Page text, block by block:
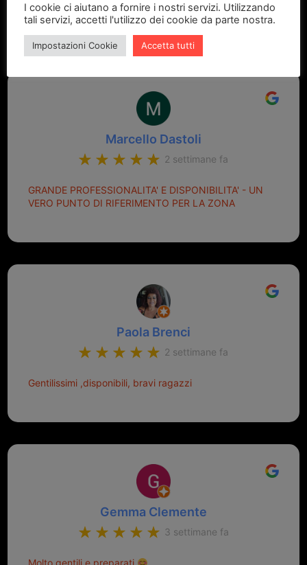
attrezzatura e prezzi onesti. Ho detto tutto, no?
Marcello Dastoli
2 settimane fa
GRANDE PROFESSIONALITA' E DISPONIBILITA' - UN
VERO PUNTO DI RIFERIMENTO PER LA ZONA
Paola Brenci
2 settimane fa
Gentilissimi ,disponibili, bravi ragazzi
Gemma Clemente
3 settimane fa
I cookie ci aiutano a fornire i nostri servizi. Utilizzando
tali servizi, accetti l'utilizzo dei cookie da parte nostra.
Impostazioni Cookie Accetta tutti